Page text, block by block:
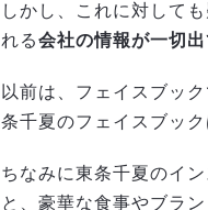
しかし、これに対して
れる会社の情報が一切
以前は、フェイスブッ
条千夏のフェイスブッ
ちなみに東条千夏のイ
と、豪華な食事やブラ